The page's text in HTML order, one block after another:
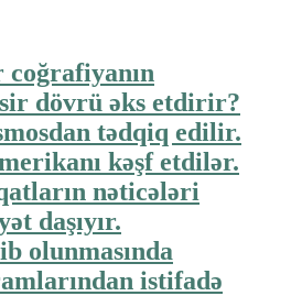
coğrafiyanın
dövrü əks etdirir?
tədqiq edilir.
kəşf etdilər.
nəticələri
daşıyır.
olunmasında
istifadə